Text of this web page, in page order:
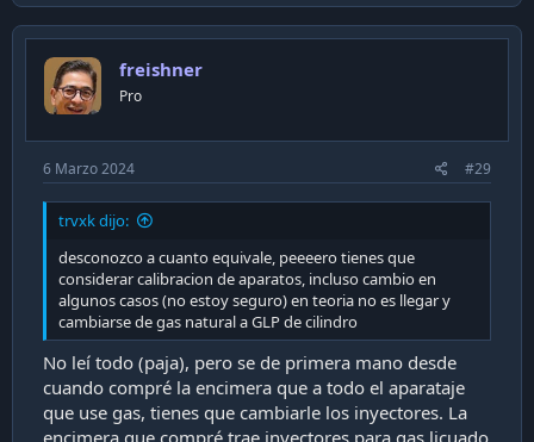
c
t
o
n
s
freishner
Pro
6 Marzo 2024 #29
trvxk dijo:
desconozco a cuanto equivale, peeeero tienes que
considerar calibracion de aparatos, incluso cambio en
algunos casos (no estoy seguro) en teoria no es llegar y
cambiarse de gas natural a GLP de cilindro
No leí todo (paja), pero se de primera mano desde
cuando compré la encimera que a todo el aparataje
que use gas, tienes que cambiarle los inyectores. La
encimera que compré trae inyectores para gas licuado